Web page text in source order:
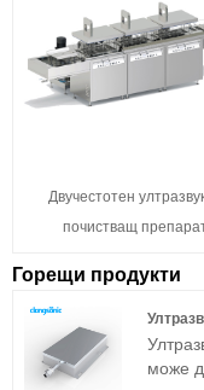
Двучестотен
почистващ
Горещи продукти
може